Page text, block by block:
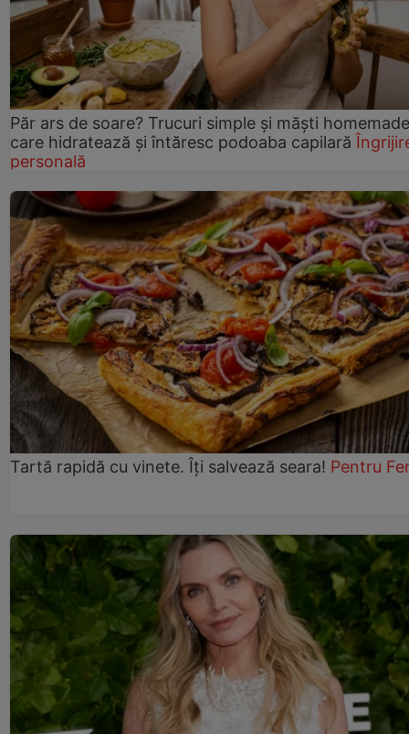
Păr ars de soare? Trucuri simple și măști homemade
care hidratează și întăresc podoaba capilară
personală
Tartă rapidă cu vinete. Îți salvează seara! Pentru